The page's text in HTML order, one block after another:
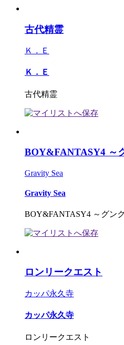
古代精霊
Ｋ．Ｅ
Ｋ．Ｅ
古代精霊
BOY&FANTASY4 ～
Gravity Sea
Gravity Sea
BOY&FANTASY4 ～グン
ロンリークエスト
カッパ永久寺
カッパ永久寺
ロンリークエスト